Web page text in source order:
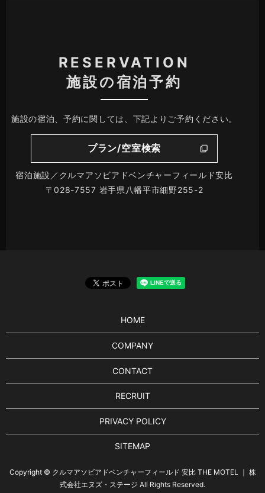
RESERVATION
施設の宿泊予約
施設の宿泊、予約に関しては、下記よりご予約ください。
プラン/空室検索
宿泊施設／クルマアソビアドベンチャーフィールド安比
〒028-7557 岩手県八幡平市細野255-2
HOME
COMPANY
CONTACT
RECRUIT
PRIVACY POLICY
SITEMAP
Copyright © クルマアソビアドベンチャーフィールド 安比 THE MOTEL ｜ 株
式会社エヌズ・ステージ All Rights Reserved.